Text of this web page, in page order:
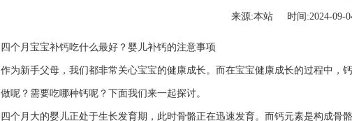
来源:本站 时间:2024-09-
四个月宝宝补钙吃什么最好？婴儿补钙的注意事项
作为新手父母，我们都非常关心宝宝的健康成长。而在宝宝健康成长的过程中，
做呢？需要吃哪种钙呢？下面我们来一起探讨。
四个月大的婴儿正处于生长发育期，此时骨骼正在迅速发育。而钙元素是构成